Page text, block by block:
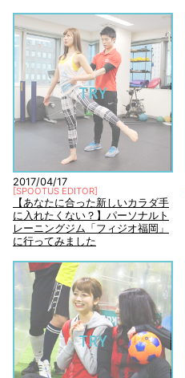
TRY
2017/04/17
[SPOOTUS EDITOR]
【あなたに合った新しいカラダ手
に入れたくない？】パーソナルト
レーニングジム「フィジオ福岡」
に行ってみました
TRY